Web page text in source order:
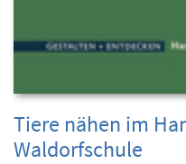
Tiere nähen im
Waldorfschule